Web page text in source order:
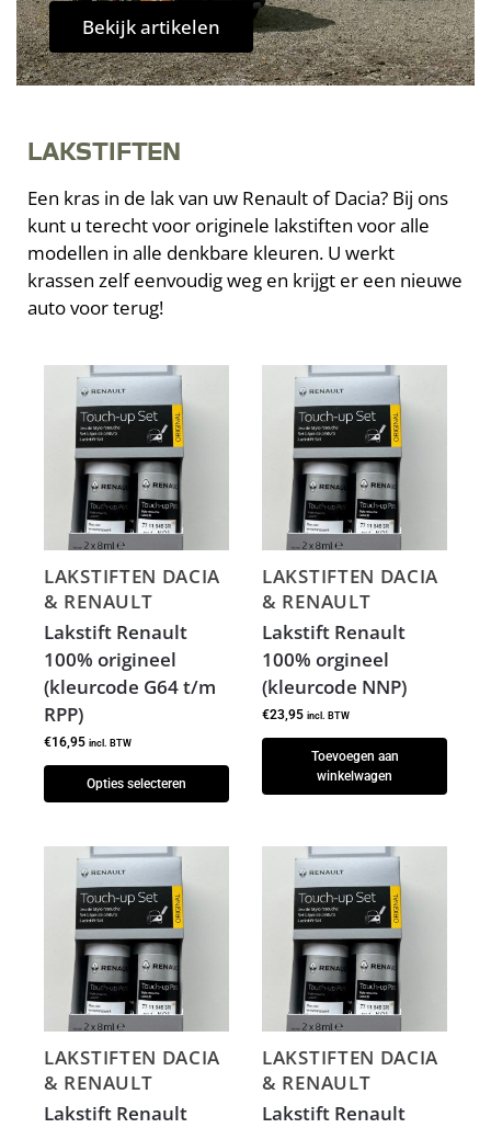
Bekijk artikelen
LAKSTIFTEN
Een kras in de lak van uw Renault of Dacia? Bij ons
kunt u terecht voor originele lakstiften voor alle
modellen in alle denkbare kleuren. U werkt
krassen zelf eenvoudig weg en krijgt er een nieuwe
auto voor terug!
LAKSTIFTEN DACIA
& RENAULT
Lakstift Renault
100% origineel
(kleurcode G64 t/m
RPP)
€16,95 incl. BTW
Opties selecteren
LAKSTIFTEN DACIA
& RENAULT
Lakstift Renault
100% orgineel
(kleurcode NNP)
€23,95 incl. BTW
Toevoegen aan
winkelwagen
LAKSTIFTEN DACIA
& RENAULT
Lakstift Renault
LAKSTIFTEN DACIA
& RENAULT
Lakstift Renault